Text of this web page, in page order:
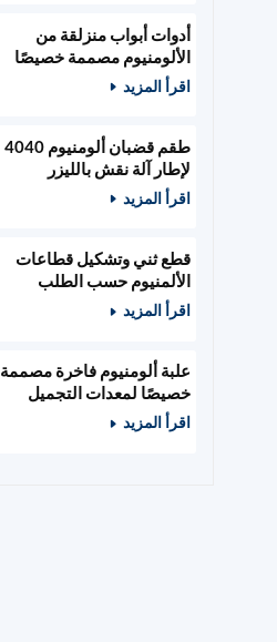
أدوات أبواب منزلقة من
الألومنيوم مصممة خصيصًا
ومثبتات زجاجية
اقرأ المزيد
طقم قضبان ألومنيوم 4040
لإطار آلة نقش بالليزر
400x400 مم
اقرأ المزيد
قطع ثني وتشكيل قطاعات
الألمنيوم حسب الطلب
اقرأ المزيد
علبة ألومنيوم فاخرة مصممة
خصيصًا لمعدات التجميل
والصالونات
اقرأ المزيد